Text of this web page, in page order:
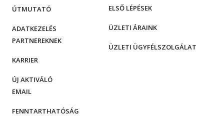
ELSŐ LÉPÉSEK
ÜZLETI ÁRAINK
ÜZLETI ÜGYFÉLSZOLGÁLAT
ÚTMUTATÓ
ADATKEZELÉS
PARTNEREKNEK
KARRIER
ÚJ AKTIVÁLÓ
EMAIL
FENNTARTHATÓSÁG